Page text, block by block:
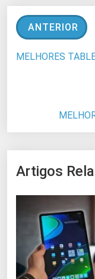
ANTERIOR
MELHORES
Artigos